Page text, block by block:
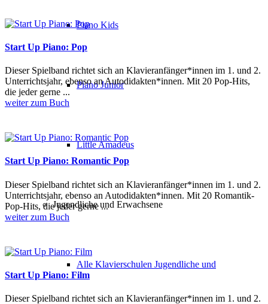
Piano Kids
Piano Junior
Little Amadeus
Jugendliche und Erwachsene
Alle Klavierschulen Jugendliche und
Start Up Piano: Pop
Dieser Spielband richtet sich an Klavieranfänger*innen im 1. und 2.
Unterrichtsjahr, ebenso an Autodidakten*innen. Mit 20 Pop-Hits,
die jeder gerne ...
weiter zum Buch
Start Up Piano: Romantic Pop
Dieser Spielband richtet sich an Klavieranfänger*innen im 1. und 2.
Unterrichtsjahr, ebenso an Autodidakten*innen. Mit 20 Romantik-
Pop-Hits, die jeder gerne ...
weiter zum Buch
Start Up Piano: Film
Dieser Spielband richtet sich an Klavieranfänger*innen im 1. und 2.